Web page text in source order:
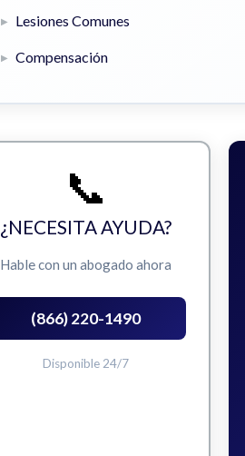
Lesiones Comunes
Compensación
📞
¿NECESITA AYUDA?
Hable con un abogado ahora
(866) 220-1490
Disponible 24/7